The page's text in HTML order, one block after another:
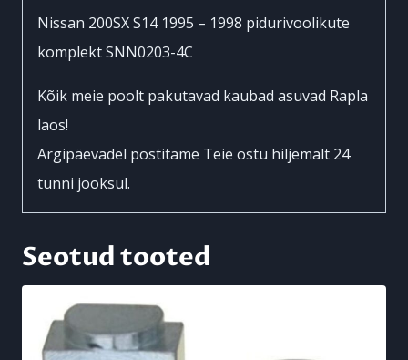
Nissan 200SX S14 1995 – 1998 pidurivoolikute
komplekt SNN0203-4C
Kõik meie poolt pakutavad kaubad asuvad Rapla
laos!
Argipäevadel postitame Teie ostu hiljemalt 24
tunni jooksul.
Seotud tooted